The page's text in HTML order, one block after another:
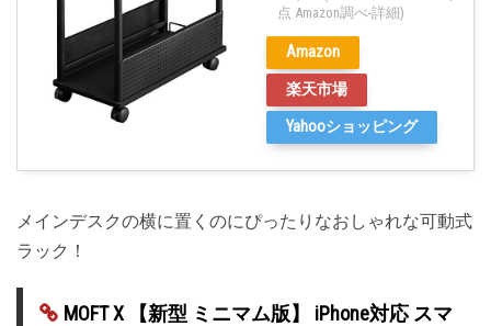
点 Amazon調べ-詳細)
Amazon
楽天市場
Yahooショッピング
メインデスクの横に置くのにぴったりなおしゃれな可動式
ラック！
MOFT X 【新型 ミニマム版】 iPhone対応 スマ